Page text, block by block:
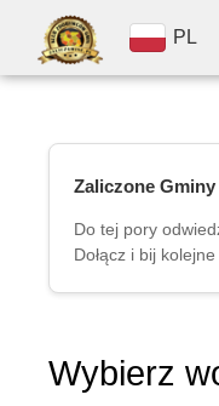
PL
Zaliczone Gminy
Do tej pory
Dołącz i bij
Wybierz